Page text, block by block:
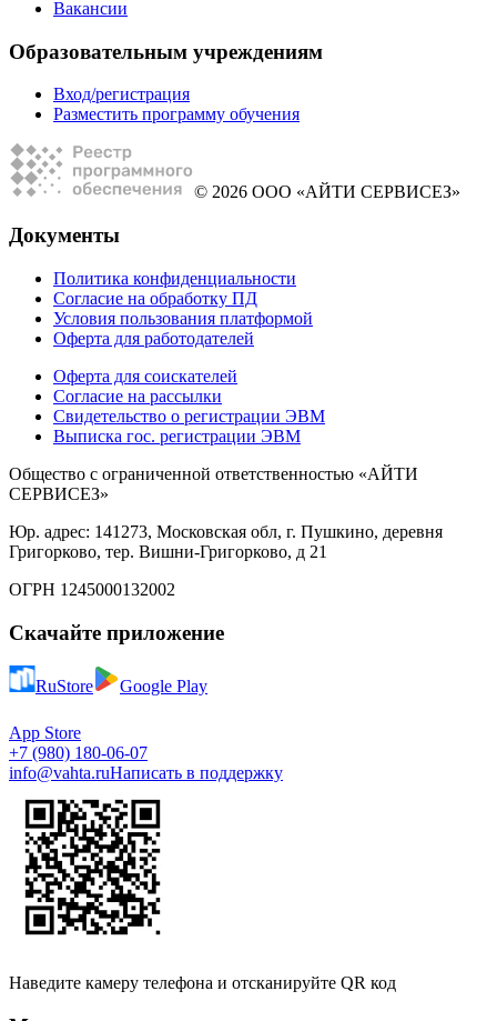
Вакансии
Образовательным учреждениям
Вход/регистрация
Разместить программу обучения
© 2026 ООО «АЙТИ СЕРВИСЕЗ»
Документы
Политика конфиденциальности
Согласие на обработку ПД
Условия пользования платформой
Оферта для работодателей
Оферта для соискателей
Согласие на рассылки
Свидетельство о регистрации ЭВМ
Выписка гос. регистрации ЭВМ
Общество с ограниченной ответственностью «АЙТИ
СЕРВИСЕЗ»
Юр. адрес: 141273, Московская обл, г. Пушкино, деревня
Григорково, тер. Вишни-Григорково, д 21
ОГРН 1245000132002
Скачайте приложение
RuStore Google Play
App Store
+7 (980) 180-06-07
info@vahta.ruНаписать в поддержку
Наведите камеру телефона и отсканируйте QR код